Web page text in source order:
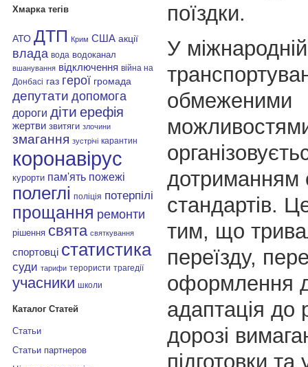
Хмарка тегів
АТО ДТП Крим США акції
влада вода водоканал
вшанування відключення війна на
Донбасі газ герої громада
депутати допомога
дороги діти ерефія
жертви звитяги злочини
змагання зустрічі карантин
коронавірус
курорти пам'ять пожежі
полеглі поліція потерпілі
прощання ремонти
рішення свята святкування
спортовці статистика
суди тарифи терористи трагедії
учасники школи
Каталог Статей
Статьи
Статьи партнеров
поїздки.
У
обмеженими
дотриманням
стандартів.
тим, що
переїзду,
оформлення
адаптація до
дорозі
підготовки та